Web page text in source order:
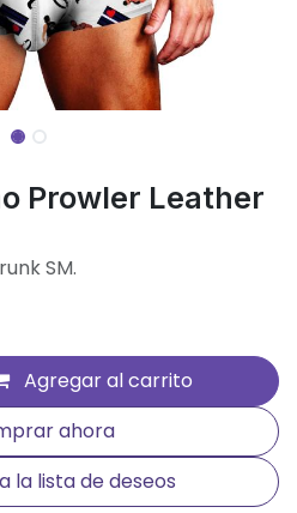
Prowler Leather
SM.
Agregar al carrito
ahora
la lista de deseos